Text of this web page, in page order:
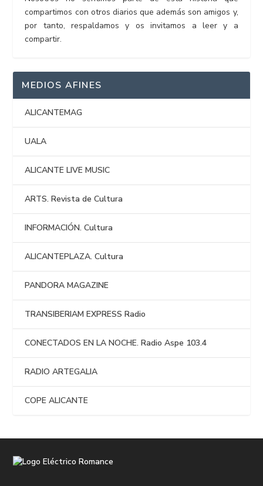
compartimos con otros diarios que además son amigos y,
por tanto, respaldamos y os invitamos a leer y a
compartir.
MEDIOS AFINES
ALICANTEMAG
UALA
ALICANTE LIVE MUSIC
ARTS. Revista de Cultura
INFORMACIÓN. Cultura
ALICANTEPLAZA. Cultura
PANDORA MAGAZINE
TRANSIBERIAM EXPRESS Radio
CONECTADOS EN LA NOCHE. Radio Aspe 103.4
RADIO ARTEGALIA
COPE ALICANTE